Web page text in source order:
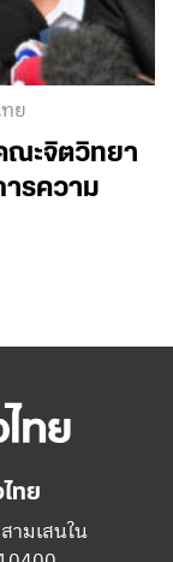
ย
ณะจิตวิทยา
รความ
ทย
ามเสนใน